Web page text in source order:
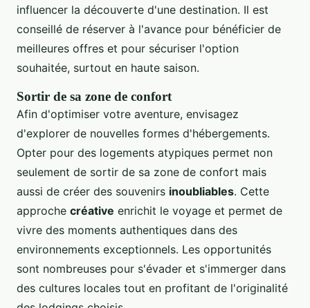
influencer la découverte d'une destination. Il est
conseillé de réserver à l'avance pour bénéficier de
meilleures offres et pour sécuriser l'option
souhaitée, surtout en haute saison.
Sortir de sa zone de confort
Afin d'optimiser votre aventure, envisagez
d'explorer de nouvelles formes d'hébergements.
Opter pour des logements atypiques permet non
seulement de sortir de sa zone de confort mais
aussi de créer des souvenirs inoubliables. Cette
approche créative enrichit le voyage et permet de
vivre des moments authentiques dans des
environnements exceptionnels. Les opportunités
sont nombreuses pour s'évader et s'immerger dans
des cultures locales tout en profitant de l'originalité